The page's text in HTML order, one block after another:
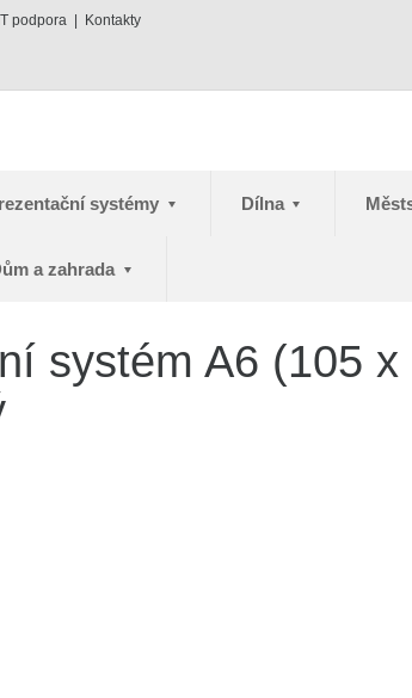
IT podpora Kontakty
systémy Dílna
a zahrada
systém A6 (105 x